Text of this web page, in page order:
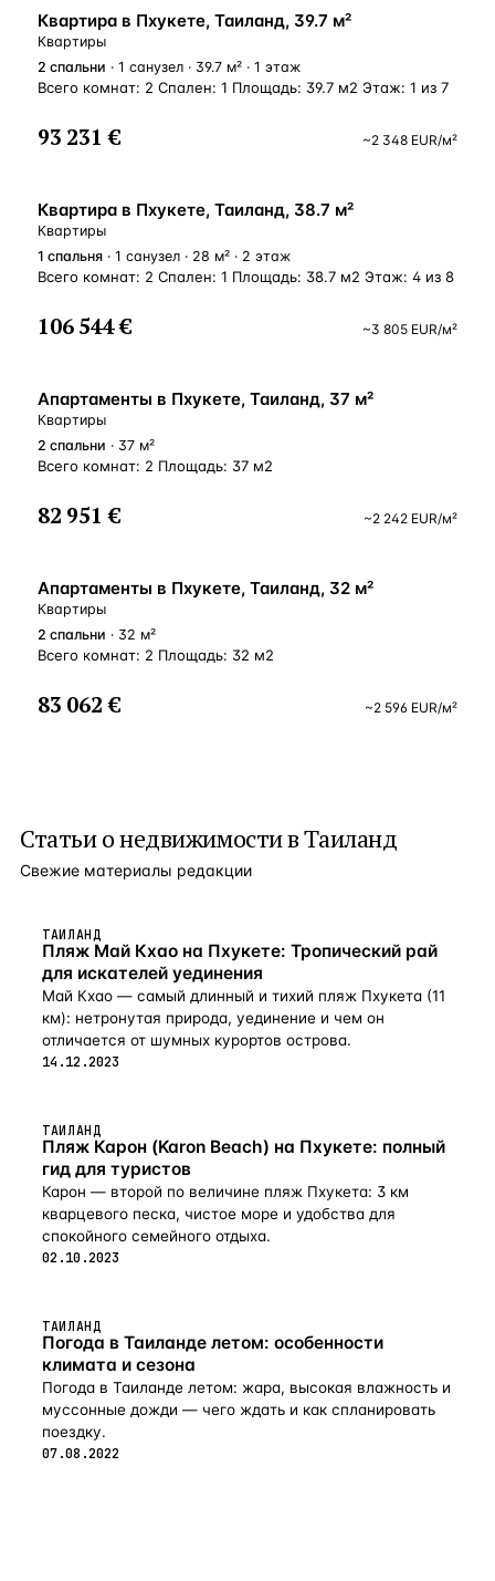
Квартира в Пхукете, Таиланд, 39.7 м²
Квартиры
2 спальни · 1 санузел · 39.7 м² · 1 этаж
Всего комнат: 2 Спален: 1 Площадь: 39.7 м2 Этаж: 1 из 7
93 231 € ~2 348 EUR/м²
Квартира в Пхукете, Таиланд, 38.7 м²
Квартиры
1 спальня · 1 санузел · 28 м² · 2 этаж
Всего комнат: 2 Спален: 1 Площадь: 38.7 м2 Этаж: 4 из 8
106 544 € ~3 805 EUR/м²
Апартаменты в Пхукете, Таиланд, 37 м²
Квартиры
2 спальни · 37 м²
Всего комнат: 2 Площадь: 37 м2
82 951 € ~2 242 EUR/м²
Апартаменты в Пхукете, Таиланд, 32 м²
Квартиры
2 спальни · 32 м²
Всего комнат: 2 Площадь: 32 м2
83 062 € ~2 596 EUR/м²
Статьи онедвижимости в Таиланд
Свежие материалы редакции
ТАИЛАНД
Пляж Май Кхао на Пхукете: Тропический рай
для искателей уединения
Май Кхао — самый длинный и тихий пляж Пхукета (11
км): нетронутая природа, уединение и чем он
отличается от шумных курортов острова.
14.12.2023
ТАИЛАНД
Пляж Карон (Karon Beach) на Пхукете: полный
гид для туристов
Карон — второй по величине пляж Пхукета: 3 км
кварцевого песка, чистое море и удобства для
спокойного семейного отдыха.
02.10.2023
ТАИЛАНД
Погода в Таиланде летом: особенности
климата и сезона
Погода в Таиланде летом: жара, высокая влажность и
муссонные дожди — чего ждать и как спланировать
поездку.
07.08.2022